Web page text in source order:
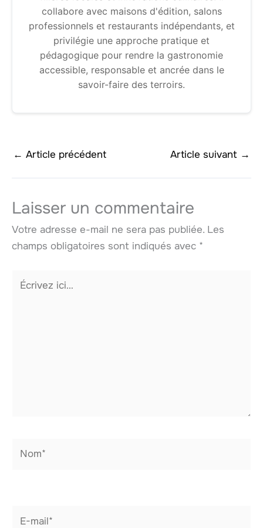
collabore avec maisons d'édition, salons
professionnels et restaurants indépendants, et
privilégie une approche pratique et
pédagogique pour rendre la gastronomie
accessible, responsable et ancrée dans le
savoir-faire des terroirs.
← Article précédent Article suivant →
Laisser un commentaire
Votre adresse e-mail ne sera pas publiée. Les
champs obligatoires sont indiqués avec *
Écrivez